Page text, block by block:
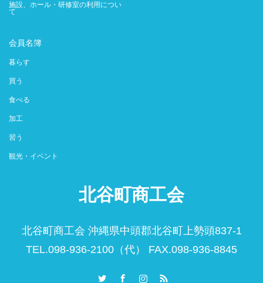
施設、ホール・研修室の利用につい
て
会員名簿
暮らす
買う
食べる
加工
習う
観光・イベント
北谷町商工会
北谷町商工会 沖縄県中頭郡北谷町上勢頭837-1
TEL.098-936-2100（代） FAX.098-936-8845
Instagram
RSS